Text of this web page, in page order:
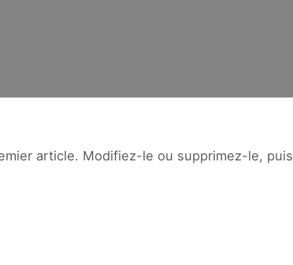
article. Modifiez-le ou supprimez-le, puis